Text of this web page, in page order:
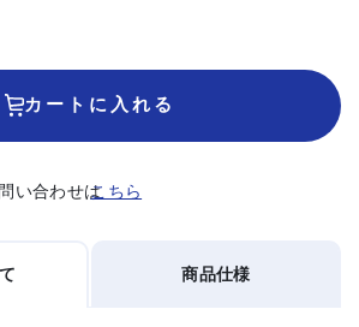
カートに入れる
い合わせはこちら
商品仕様